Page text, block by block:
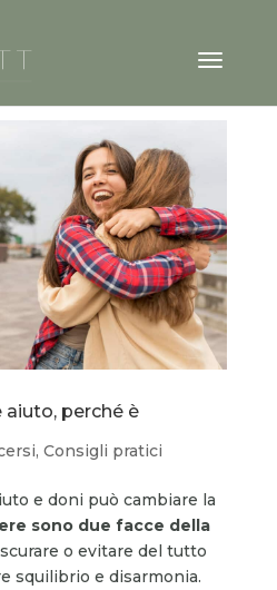
aiuto, perché è
, Consigli pratici
e doni può cambiare la
sono due facce della
o evitare del tutto
squilibrio e disarmonia.